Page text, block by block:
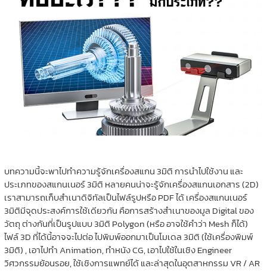
บทความนี้จะพาไปทำความรู้จักเครื่องสแกน 3มิติ การนำไปใช้งาน และ
ประเภทของสแกนเนอร์ 3มิติ หลายคนน่าจะรู้จักเครื่องสแกนเอกสาร (2D)
เราสามารถเก็บสำเนาดิจิทัลเป็นไฟล์รูปหรือ PDF ได้ เครื่องสแกนเนอร์
3มิติมีจุดประสงค์การใช้เดียวกัน คือการสร้างสำเนาของมูล Digital ของ
วัตถุ ต่างกันที่เป็นรูปแบบ 3มิติ Polygon (หรือ อาจใช้คำว่า Mesh ก็ได้)
ไฟล์ 3D ที่ได้นี้อาจจะไปต่อ ไปพิมพ์ออกมาเป็นโมเดล 3มิติ (ใช้เครื่องพิมพ์
3มิติ) , เอาไปทำ Animation, ทำหนัง CG, เอาไปใช้ในเชิง Engineer
วิศวกรรมย้อนรอย, ใช้เชิงการแพทย์ได้ และล่าสุดในอุตสาหกรรม VR / AR